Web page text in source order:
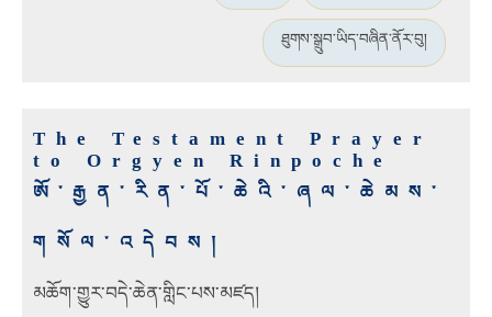
ཐུགས་སྒྲུབ་ཡིད་བཞིན་ནོར་བུ།
The Testament Prayer
to Orgyen Rinpoche
ཨོ་རྒྱན་རིན་པོ་ཆེའི་ཞལ་ཆེམས་
གསོལ་འདེབས།
མཆོག་གྱུར་བདེ་ཆེན་གླིང་པས་མཛད།